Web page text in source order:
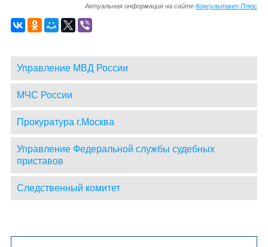
Актуальная информация на сайтеКонсультант Плюс
Управление МВД России
МЧС России
Прокуратура г.Москва
Управление Федеральной службы судебных
приставов
Следственный комитет